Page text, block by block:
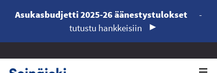
Asukasbudjetti 2025-26 äänestystulokset
-
tutustu hankkeisiin